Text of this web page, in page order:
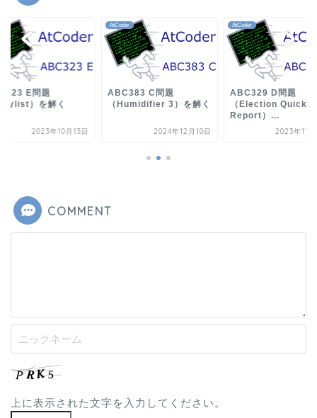
E問題
）を解く
2023年10月13日
AtCoder
ABC383 C問題
（Humidifier 3）を解く
2024年12月10日
AtCoder
ABC329 D問題
（Election Quick
Report）...
2023年11
COMMENT
上に表示された文字を入力してください。